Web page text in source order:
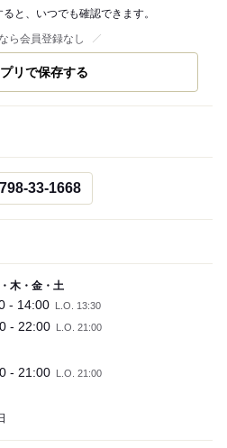
と、いつでも確認できます。
ら会員登録なし
リで保存する
33-1668
木・金・土
- 14:00 L.O. 13:30
- 22:00 L.O. 21:00
- 21:00 L.O. 21:00